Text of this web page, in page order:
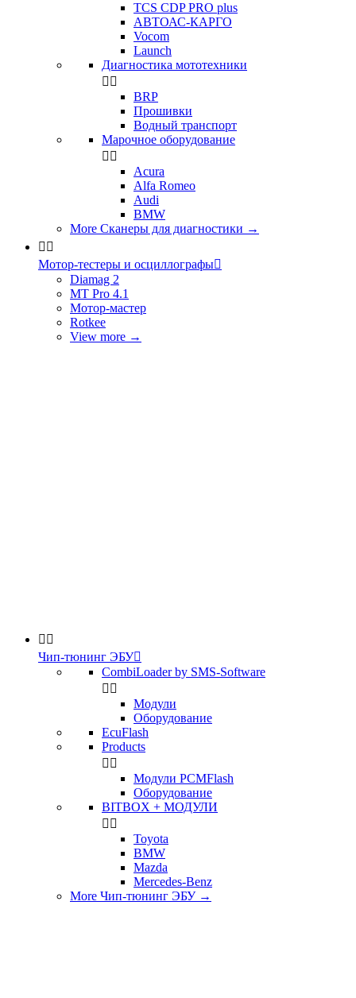
TCS CDP PRO plus
АВТОАС-КАРГО
Vocom
Launch
Диагностика мототехники
 
BRP
Прошивки
Водный транспорт
Марочное оборудование
 
Acura
Alfa Romeo
Audi
BMW
More Сканеры для диагностики →
 
Мотор-тестеры и осциллографы
Diamag 2
MT Pro 4.1
Мотор-мастер
Rotkee
View more →
 
Чип-тюнинг ЭБУ
CombiLoader by SMS-Software
 
Модули
Оборудование
EcuFlash
Products
 
Модули PCMFlash
Оборудование
BITBOX + МОДУЛИ
 
Toyota
BMW
Mazda
Mercedes-Benz
More Чип-тюнинг ЭБУ →